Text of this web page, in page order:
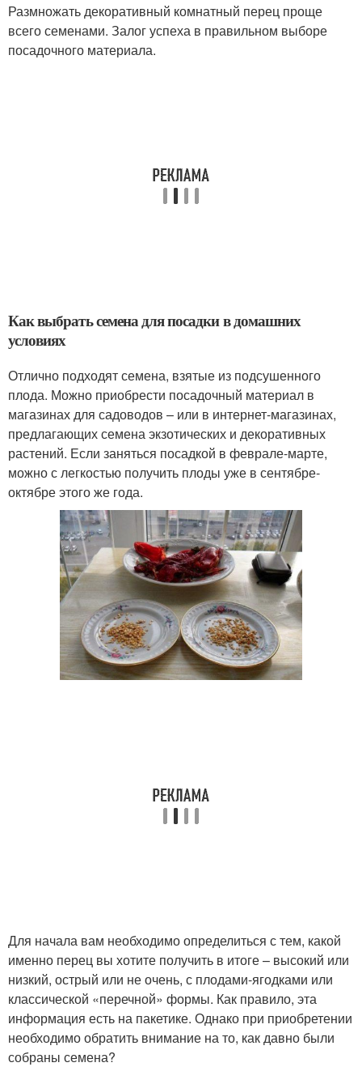
Размножать декоративный комнатный перец проще
всего семенами. Залог успеха в правильном выборе
посадочного материала.
Как выбрать семена для посадки в домашних
условиях
Отлично подходят семена, взятые из подсушенного
плода. Можно приобрести посадочный материал в
магазинах для садоводов – или в интернет-магазинах,
предлагающих семена экзотических и декоративных
растений. Если заняться посадкой в феврале-марте,
можно с легкостью получить плоды уже в сентябре-
октябре этого же года.
Для начала вам необходимо определиться с тем, какой
именно перец вы хотите получить в итоге – высокий или
низкий, острый или не очень, с плодами-ягодками или
классической «перечной» формы. Как правило, эта
информация есть на пакетике. Однако при приобретении
необходимо обратить внимание на то, как давно были
собраны семена?